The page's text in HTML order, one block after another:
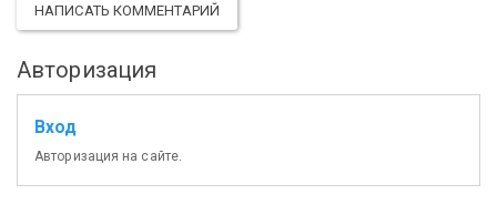
НАПИСАТЬ КОММЕНТАРИЙ
Авторизация
Вход
Авторизация на сайте.